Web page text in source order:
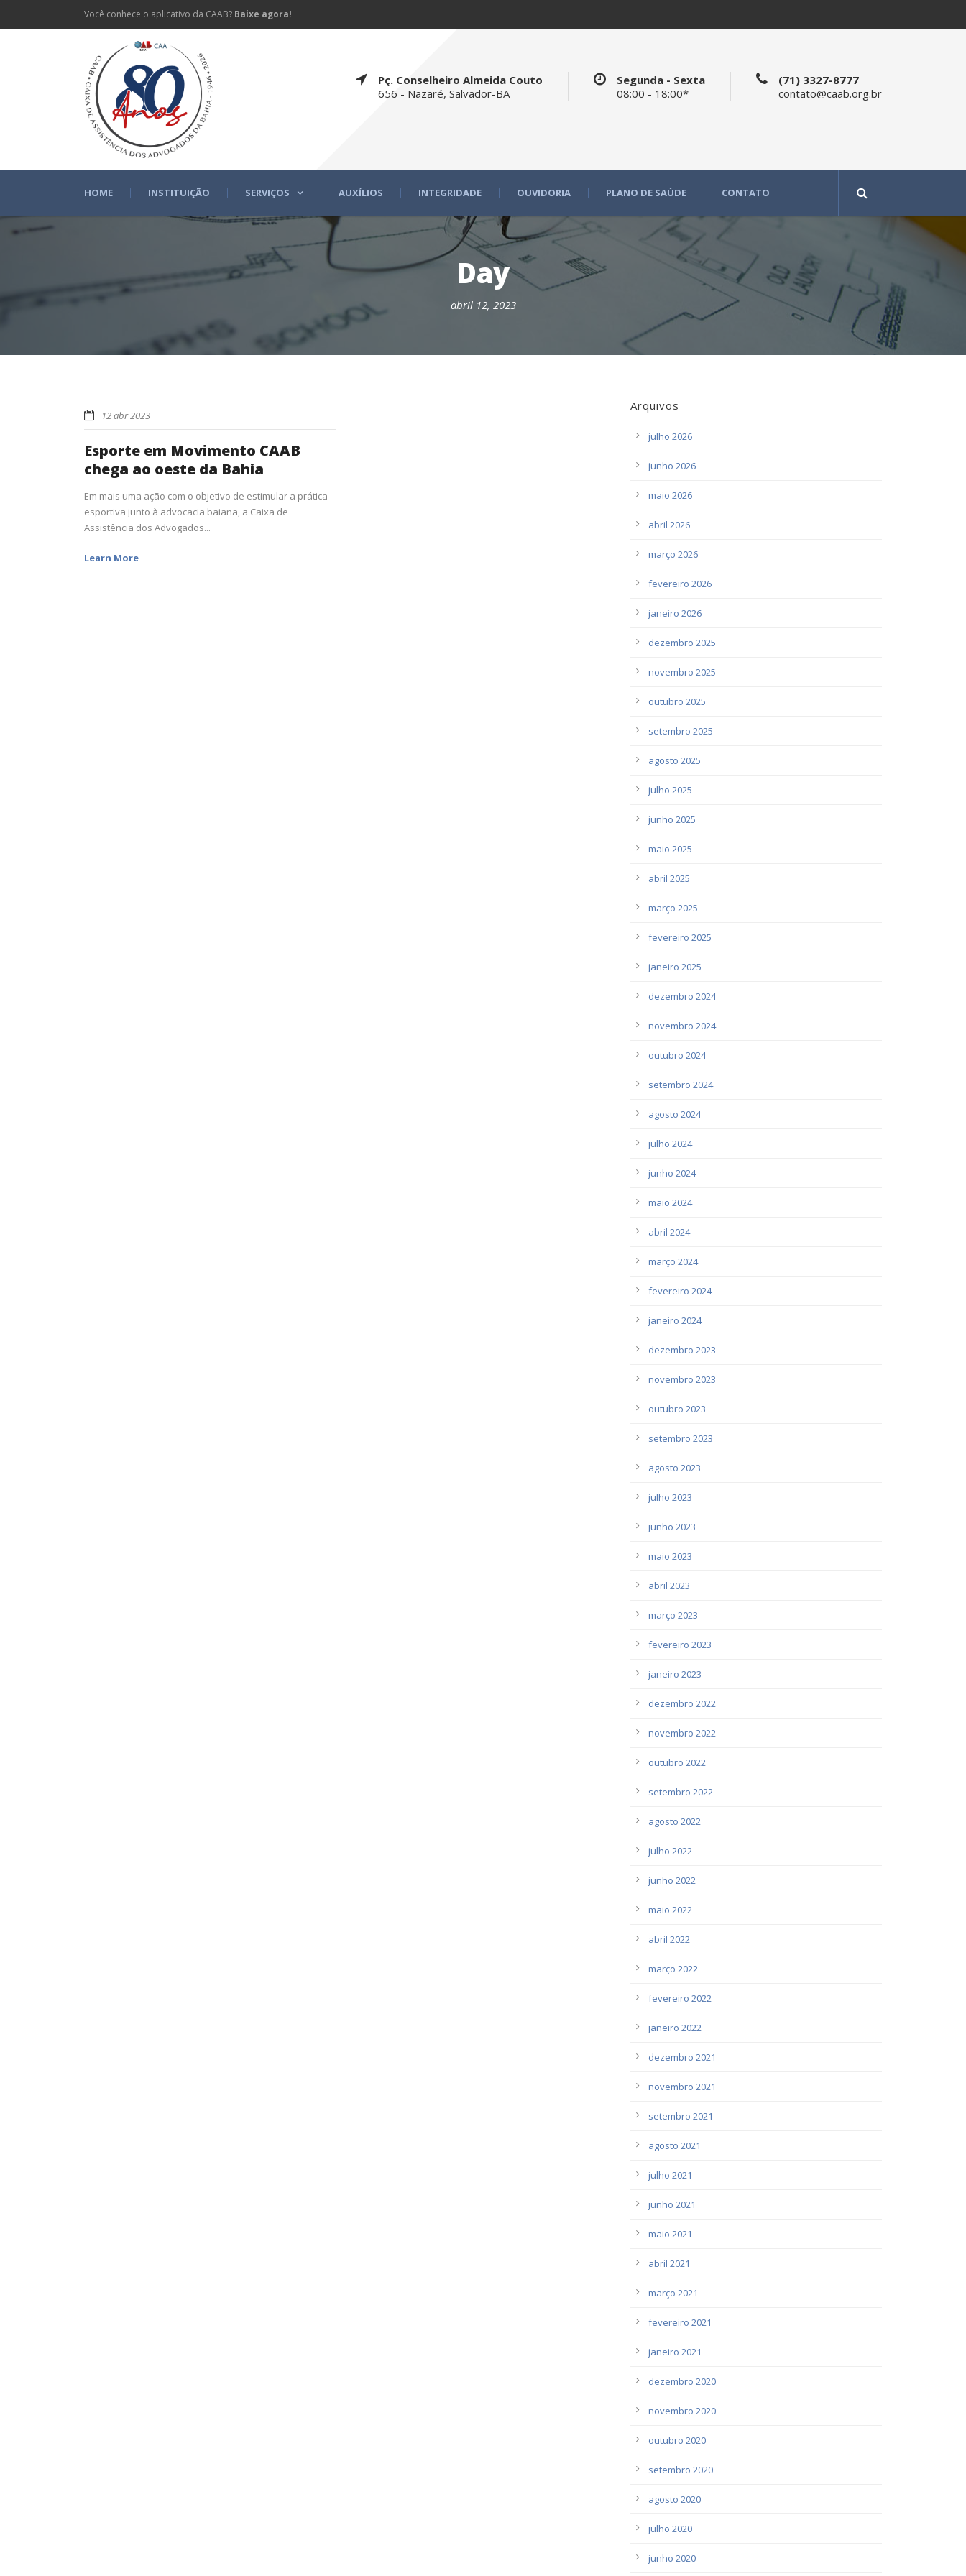
Você conhece o aplicativo da CAAB? Baixe agora!
Pç. Conselheiro Almeida Couto
656 - Nazaré, Salvador-BA
Segunda - Sexta
08:00 - 18:00*
(71) 3327-8777
contato@caab.org.br
HOME INSTITUIÇÃO SERVIÇOS AUXÍLIOS INTEGRIDADE OUVIDORIA PLANO DE SAÚDE CONTATO
Day
abril 12, 2023
12 abr 2023
Esporte em Movimento CAAB
chega ao oeste da Bahia
Em mais uma ação com o objetivo de estimular a prática
esportiva junto à advocacia baiana, a Caixa de
Assistência dos Advogados...
Learn More
Arquivos
julho 2026
junho 2026
maio 2026
abril 2026
março 2026
fevereiro 2026
janeiro 2026
dezembro 2025
novembro 2025
outubro 2025
setembro 2025
agosto 2025
julho 2025
junho 2025
maio 2025
abril 2025
março 2025
fevereiro 2025
janeiro 2025
dezembro 2024
novembro 2024
outubro 2024
setembro 2024
agosto 2024
julho 2024
junho 2024
maio 2024
abril 2024
março 2024
fevereiro 2024
janeiro 2024
dezembro 2023
novembro 2023
outubro 2023
setembro 2023
agosto 2023
julho 2023
junho 2023
maio 2023
abril 2023
março 2023
fevereiro 2023
janeiro 2023
dezembro 2022
novembro 2022
outubro 2022
setembro 2022
agosto 2022
julho 2022
junho 2022
maio 2022
abril 2022
março 2022
fevereiro 2022
janeiro 2022
dezembro 2021
novembro 2021
setembro 2021
agosto 2021
julho 2021
junho 2021
maio 2021
abril 2021
março 2021
fevereiro 2021
janeiro 2021
dezembro 2020
novembro 2020
outubro 2020
setembro 2020
agosto 2020
julho 2020
junho 2020